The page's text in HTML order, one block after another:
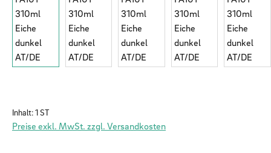
Inhalt:1 ST
Preise exkl. MwSt. zzgl. Versandkosten